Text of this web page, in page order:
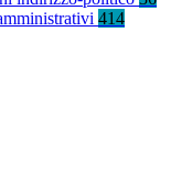
414